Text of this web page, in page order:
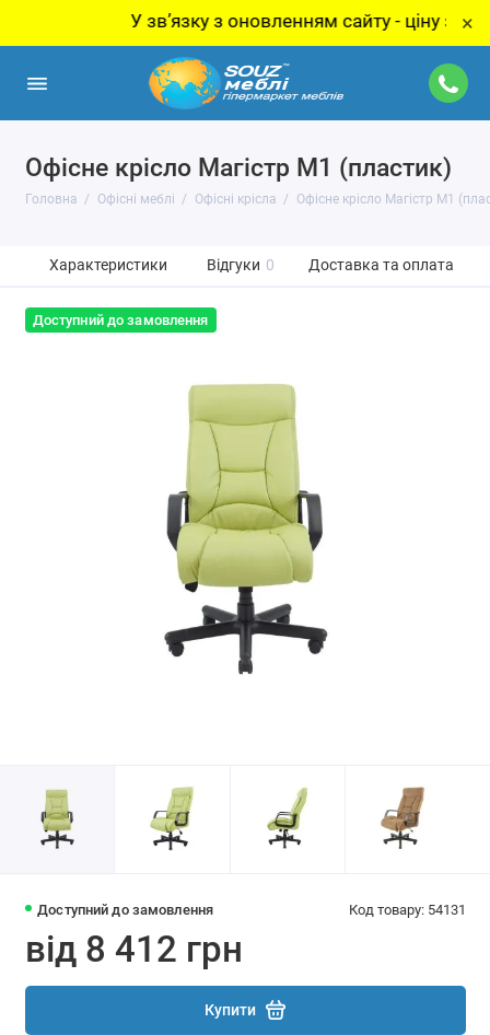
У звʼязку з оновленням сайту - ціну за ×
Офісне крісло Магістр М1 (пластик)
Головна Офісні меблі Офісні крісла Офісне крісло Магістр М1
Характеристики Відгуки 0 Доставка та оплата
Доступний до замовлення
Доступний до замовлення Код товару: 54131
від 8 412 грн
Купити